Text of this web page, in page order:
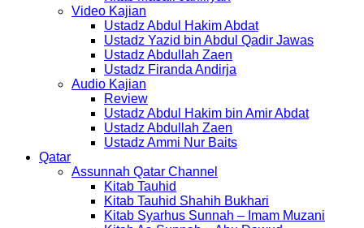
Video Kajian
Ustadz Abdul Hakim Abdat
Ustadz Yazid bin Abdul Qadir Jawas
Ustadz Abdullah Zaen
Ustadz Firanda Andirja
Audio Kajian
Review
Ustadz Abdul Hakim bin Amir Abdat
Ustadz Abdullah Zaen
Ustadz Ammi Nur Baits
Qatar
Assunnah Qatar Channel
Kitab Tauhid
Kitab Tauhid Shahih Bukhari
Kitab Syarhus Sunnah – Imam Muzani